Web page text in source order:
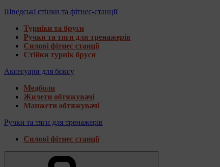
Шведські стінки та фітнес-станції
Турніки та бруси
Ручки та тяги для тренажерів
Силові фітнес станції
Стійки турнік бруси
Аксесуари для боксу
Медболи
Жилети обтяжувачі
Манжети обтяжувачі
Ручки та тяги для тренажерів
Силові фітнес станції